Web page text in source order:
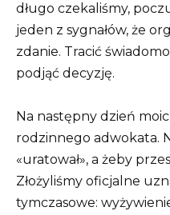
długo czekaliśmy,
jeden z sygnałów, że
zdanie. Tracić
podjąć decyzję.
Na następny dzień
rodzinnego adwokata.
«uratował», a żeby
Złożyliśmy oficjalne
tymczasowe: